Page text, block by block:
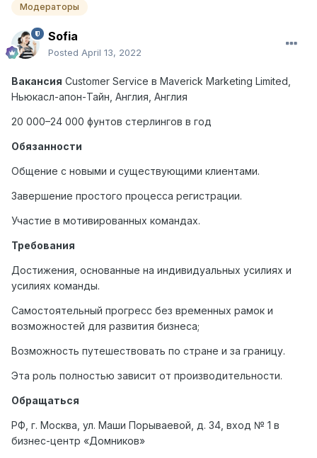
Модераторы
Sofia
Posted April 13, 2022
Вакансия Customer Service в Maverick Marketing Limited,
Ньюкасл-апон-Тайн Англия Англия
20 000–24 000 фунтов стерлингов в год
Обязанности
Общение с новыми и существующими клиентами.
Завершение простого процесса регистрации.
Участие в мотивированных командах.
Требования
Достижения, основанные на индивидуальных усилиях и
усилиях команды.
Самостоятельный прогресс без временных рамок и
возможностей для развития бизнеса;
Возможность путешествовать по стране и за границу.
Эта роль полностью зависит от производительности.
Обращаться
РФ, г. Москва, ул. Маши Порываевой, д. 34, вход № 1 в
бизнес-центр «Домников»